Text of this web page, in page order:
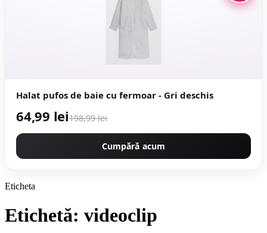
Halat pufos de baie cu fermoar - Gri deschis
64,99 lei198,99 lei
Cumpără acum
Eticheta
Etichetă: videoclip